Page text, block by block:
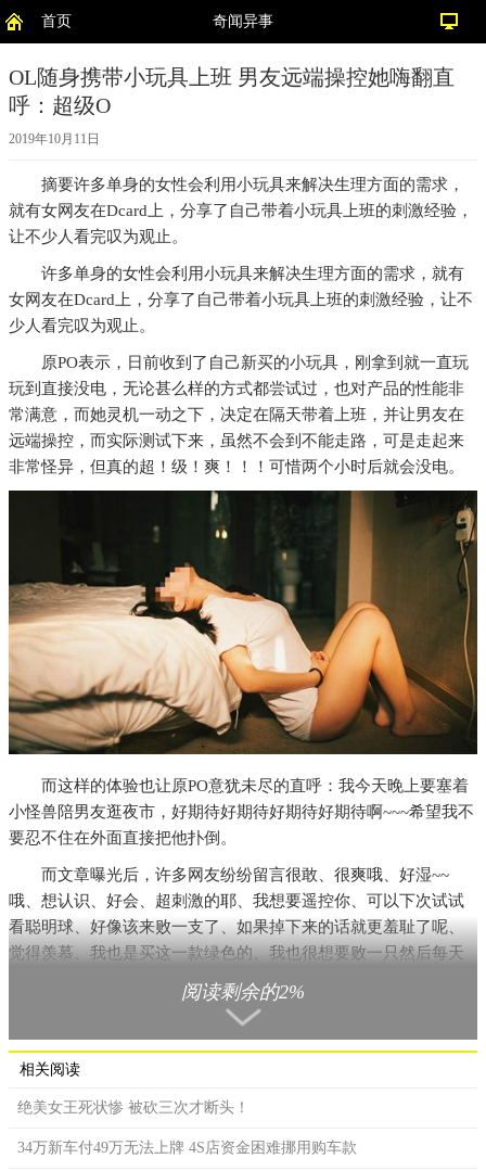
首页 奇闻异事
OL随身携带小玩具上班 男友远端操控她嗨翻直
呼：超级O
2019年10月11日
摘要许多单身的女性会利用小玩具来解决生理方面的需求，
就有女网友在Dcard上，分享了自己带着小玩具上班的刺激经验，
让不少人看完叹为观止。
许多单身的女性会利用小玩具来解决生理方面的需求，就有
女网友在Dcard上，分享了自己带着小玩具上班的刺激经验，让不
少人看完叹为观止。
原PO表示，日前收到了自己新买的小玩具，刚拿到就一直玩
玩到直接没电，无论甚么样的方式都尝试过，也对产品的性能非
常满意，而她灵机一动之下，决定在隔天带着上班，并让男友在
远端操控，而实际测试下来，虽然不会到不能走路，可是走起来
非常怪异，但真的超！级！爽！！！可惜两个小时后就会没电。
而这样的体验也让原PO意犹未尽的直呼：我今天晚上要塞着
小怪兽陪男友逛夜市，好期待好期待好期待好期待啊~~~希望我不
要忍不住在外面直接把他扑倒。
而文章曝光后，许多网友纷纷留言很敢、很爽哦、好湿~~
哦、想认识、好会、超刺激的耶、我想要遥控你、可以下次试试
看聪明球、好像该来败一支了、如果掉下来的话就更羞耻了呢、
觉得羡慕、我也是买这一款绿色的、我也很想要败一只然后每天
到匿名聊天给陌生人欺负、来我给你远端、我报名远端、震动声
音不是很大声吗！我闪都不敢解锁、健康版不能遥控吗、如果坐
着不就发现了吗、真的要夹好才不会被发现、很可爱啊。
阅读剩余的2%
相关阅读
绝美女王死状惨 被砍三次才断头！
34万新车付49万无法上牌 4S店资金困难挪用购车款